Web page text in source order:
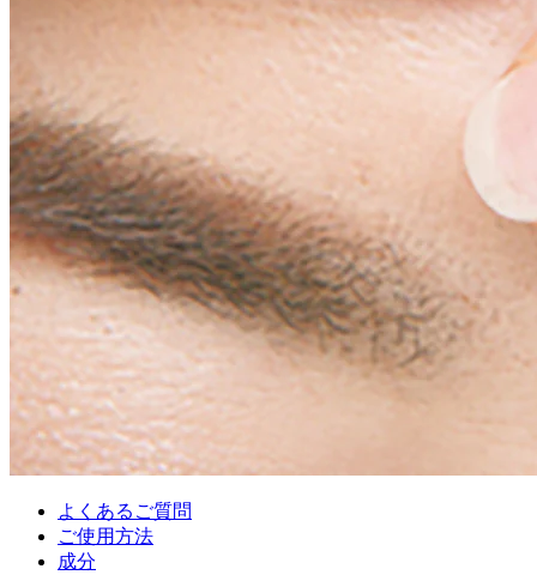
よくあるご質問
ご使用方法
成分